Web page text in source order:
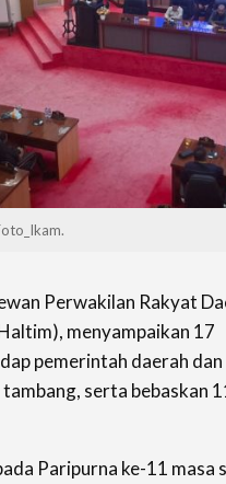
Perwakilan Rakyat
menyampaikan 17
pemerintah daerah dan
serta bebaskan
Paripurna ke-11 masa